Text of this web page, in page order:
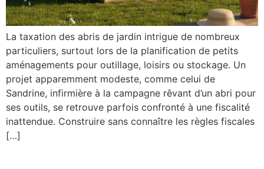
La taxation des abris de jardin intrigue de nombreux
particuliers, surtout lors de la planification de petits
aménagements pour outillage, loisirs ou stockage. Un
projet apparemment modeste, comme celui de
Sandrine, infirmière à la campagne rêvant d’un abri pour
ses outils, se retrouve parfois confronté à une fiscalité
inattendue. Construire sans connaître les règles fiscales
[…]